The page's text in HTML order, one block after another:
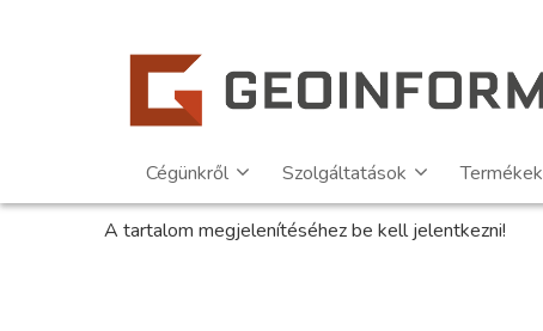
Cégünkről Szolgáltatások Termékek
A tartalom megjelenítéséhez be kell jelentkezni!